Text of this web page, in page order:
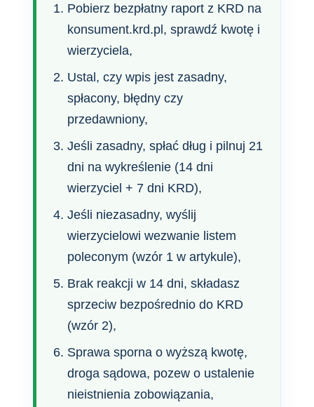
Pobierz bezpłatny raport z KRD na
konsument.krd.pl, sprawdź kwotę i
wierzyciela,
Ustal, czy wpis jest zasadny,
spłacony, błędny czy
przedawniony,
Jeśli zasadny, spłać dług i pilnuj 21
dni na wykreślenie (14 dni
wierzyciel + 7 dni KRD),
Jeśli niezasadny, wyślij
wierzycielowi wezwanie listem
poleconym (wzór 1 w artykule),
Brak reakcji w 14 dni, składasz
sprzeciw bezpośrednio do KRD
(wzór 2),
Sprawa sporna o wyższą kwotę,
droga sądowa, pozew o ustalenie
nieistnienia zobowiązania,